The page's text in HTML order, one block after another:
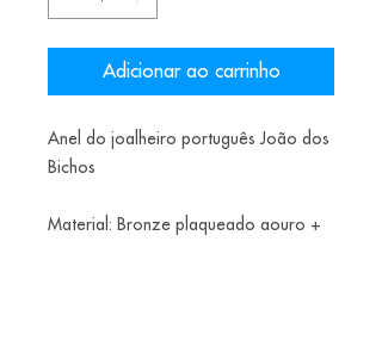
Adicionar ao carrinho
Anel do joalheiro português João dos
Bichos
Material: Bronze plaqueado aouro +